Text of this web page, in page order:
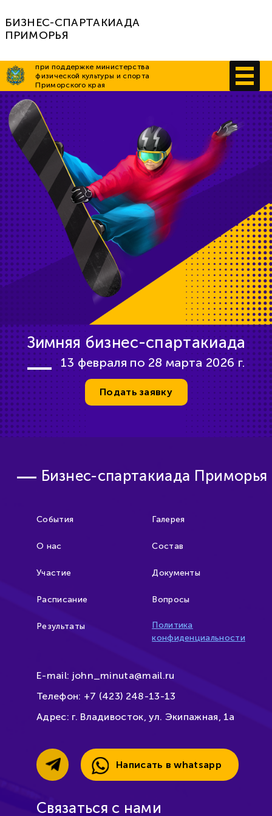
БИЗНЕС-СПАРТАКИАДА
ПРИМОРЬЯ
при поддержке министерства
физической культуры и спорта
Приморского края
Зимняя бизнес-спартакиада
13 февраля по 28 марта 2026 г.
Подать заявку
Бизнес-спартакиада Приморья
События
О нас
Участие
Расписание
Результаты
Галерея
Состав
Документы
Вопросы
Политика
конфиденциальности
E-mail: john_minuta@mail.ru
Телефон: +7 (423) 248-13-13
Адрес: г. Владивосток, ул. Экипажная, 1а
Написать в whatsapp
Связаться с нами